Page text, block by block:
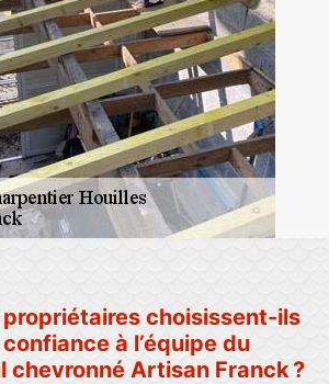
propriétaires choisissent-ils
à l’équipe du
chevronné Artisan Franck ?